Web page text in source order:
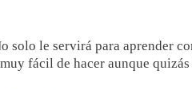
le servirá para aprender
fácil de hacer aunque